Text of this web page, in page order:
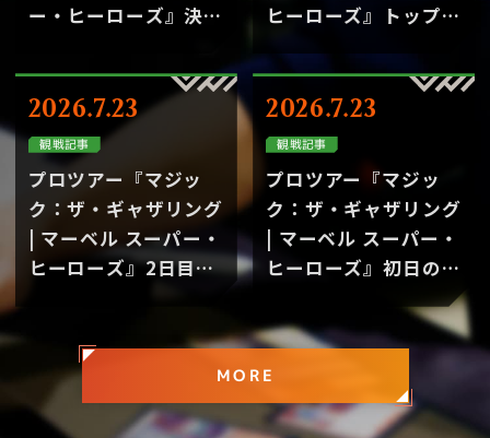
ー・ヒーローズ』決勝
ック：ザ・ギャザリン
グ | マーベル スーパ
ー・ヒーローズ』
ヒーローズ』トップ8
ツアー『マジック：
ザ・ギャザリング | マ
ーベル スーパー・ヒ
2026.7.23
観戦記事
プロツアー『マジッ
ク：ザ・ギャザリング
| マーベル スーパー・
ヒーローズ』2日目の
ギャザリング | マーベ
ル スーパー・ヒーロ
ーズ』
2026.7.23
観戦記事
プロツアー『マジッ
ク：ザ・ギャザリング
| マーベル スーパー・
ヒーローズ』初日の注
目の出来事｜プロツア
ー『マジック：ザ・ギ
ャザリング | マーベル
スーパー・ヒーロー
ズ』
MORE